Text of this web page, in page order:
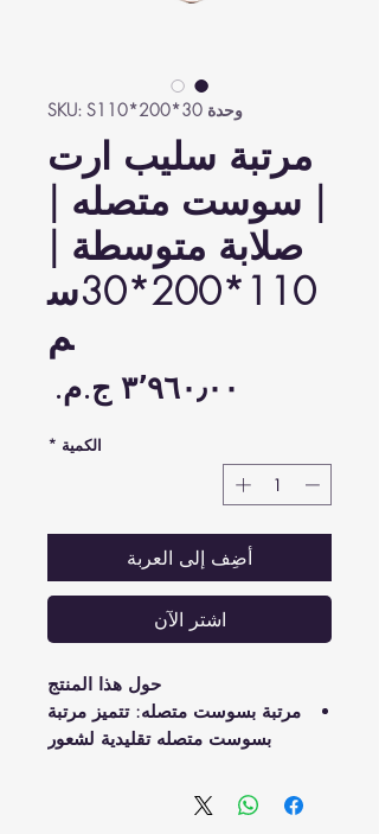
وحدة SKU: S110*200*30
مرتبة سليب ارت
| سوست متصله |
صلابة متوسطة |
110*200*30س
م
الكمية *
أضِف إلى العربة
اشترِ الآن
حول هذا المنتج
مرتبة بسوست متصله: تتميز مرتبة
بسوست متصله تقليدية لشعور
تتميز بدعم مريح للظهر: يتم تجميع
السوست الداخلية معًا لضمان عدم